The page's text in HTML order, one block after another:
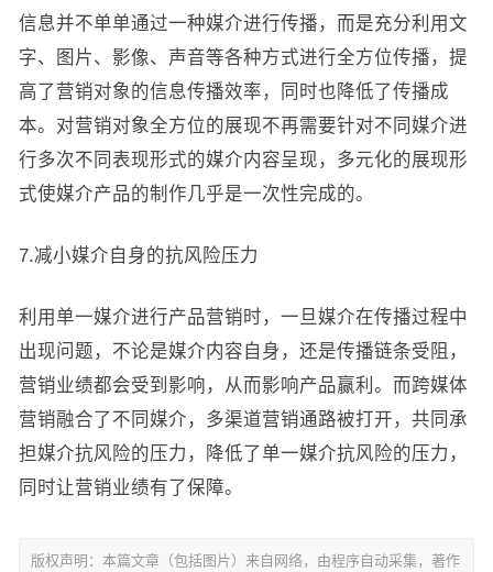
信息并不单单通过一种媒介进行传播，而是充分利用文
字、图片、影像、声音等各种方式进行全方位传播，提
高了营销对象的信息传播效率，同时也降低了传播成
本。对营销对象全方位的展现不再需要针对不同媒介进
行多次不同表现形式的媒介内容呈现，多元化的展现形
式使媒介产品的制作几乎是一次性完成的。
7.减小媒介自身的抗风险压力
利用单一媒介进行产品营销时，一旦媒介在传播过程中
出现问题，不论是媒介内容自身，还是传播链条受阻，
营销业绩都会受到影响，从而影响产品赢利。而跨媒体
营销融合了不同媒介，多渠道营销通路被打开，共同承
担媒介抗风险的压力，降低了单一媒介抗风险的压力，
同时让营销业绩有了保障。
版权声明：本篇文章（包括图片）来自网络，由程序自动采集，著作